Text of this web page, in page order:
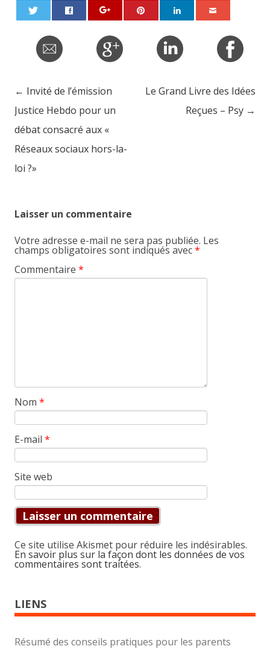
Post navigation
← Invité de l’émission
Justice Hebdo pour un
débat consacré aux «
Réseaux sociaux hors-la-
loi ?»
Le Grand Livre des Idées
Reçues – Psy →
Laisser un commentaire
Votre adresse e-mail ne sera pas publiée. Les
champs obligatoires sont indiqués avec*
Commentaire *
Nom *
E-mail *
Site web
Ce site utilise Akismet pour réduire les indésirables.
En savoir plus sur la façon dont les données de vos
commentaires sont traitées.
LIENS
Résumé des conseils pratiques pour les parents